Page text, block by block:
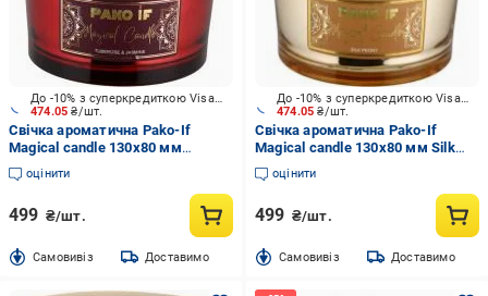
474.05₴/шт.
До -10% з суперкредиткою Visa Вигода
Свічка ароматична Pako-If
Magical candle 130x80 мм
Tuberose&Jasmine
оцінити
499 ₴/шт.
Cамовивіз Доставимо
474.05₴/шт.
До -10% з суперкредиткою Visa Вигода
Свічка ароматична Pako-If
Magical candle 130x80 мм Silk
Peony
оцінити
499 ₴/шт.
Cамовивіз Доставимо